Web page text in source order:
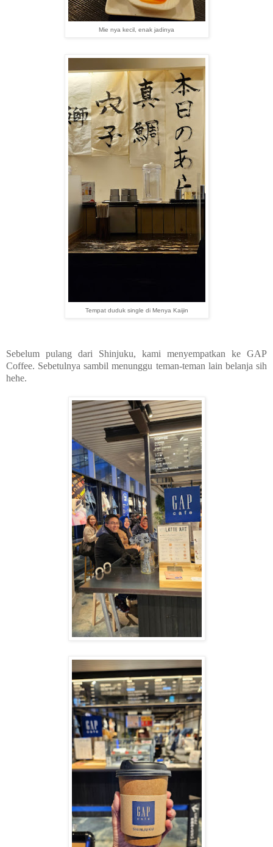
Mie nya kecil, enak jadinya
Tempat duduk single di Menya Kaijin
Sebelum pulang dari Shinjuku, kami menyempatkan ke GAP
Coffee. Sebetulnya sambil menunggu teman-teman lain belanja sih
hehe.